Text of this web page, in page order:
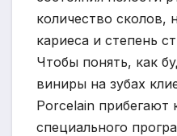
количество сколов,
кариеса и степень
Чтобы понять, как
виниры на зубах
Porcelain прибегают
специального